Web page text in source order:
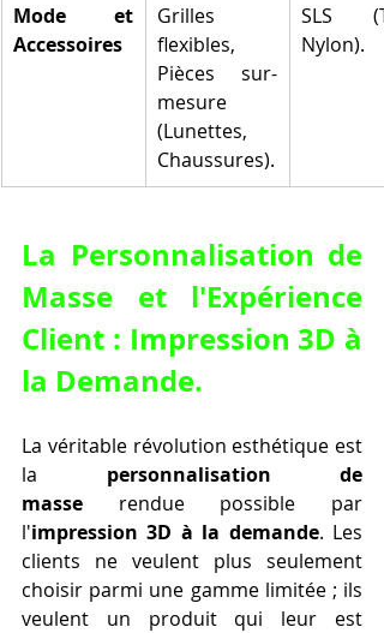
Mode et
Accessoires
Grilles
flexibles,
Pièces sur-
mesure
(Lunettes,
Chaussures).
SLS
Nylon).
La Personnalisation de
Masse et l'Expérience
Client : Impression 3D à
la Demande.
La véritable révolution esthétique est
la personnalisation de
masse rendue possible par
l'impression 3D à la demande. Les
clients ne veulent plus seulement
choisir parmi une gamme limitée ; ils